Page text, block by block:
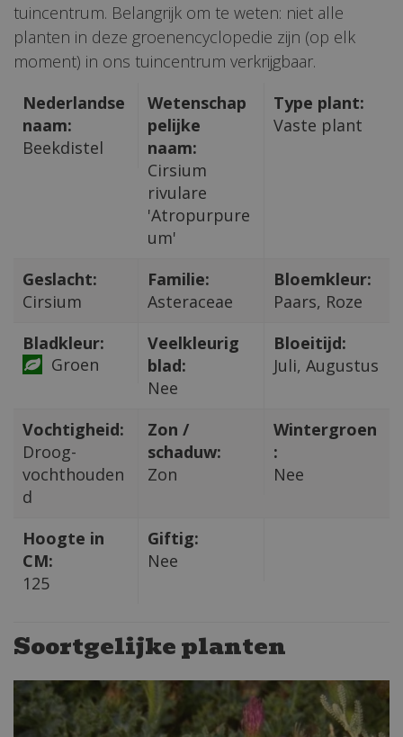
tuincentrum. Belangrijk om te weten: niet alle
planten in deze groenencyclopedie zijn (op elk
moment) in ons tuincentrum verkrijgbaar.
Nederlandse
naam:
Beekdistel
Wetenschap
pelijke
naam:
Cirsium
rivulare
'Atropurpure
um'
Type plant:
Vaste plant
Geslacht:
Cirsium
Familie:
Asteraceae
Bloemkleur:
Paars, Roze
Bladkleur:
Groen
Veelkleurig
blad:
Nee
Bloeitijd:
Juli, Augustus
Vochtigheid:
Droog-
vochthouden
d
Zon /
schaduw:
Zon
Wintergroen
:
Nee
Hoogte in
CM:
125
Giftig:
Nee
Soortgelijke planten